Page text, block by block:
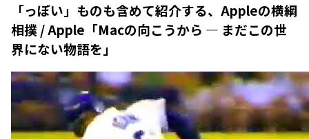
「っぽい」ものも含めて紹介する、Appleの横綱
相撲 / Apple「Macの向こうから — まだこの世
界にない物語を」